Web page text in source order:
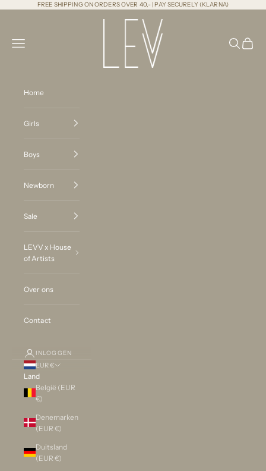
Naar inhoudFREE SHIPPING ON ORDERS OVER 40,- | PAY SECURELY (KLARNA)
LEVV Labels
Menu
Zoeken
Home
Girls
Boys
Newborn
Sale
LEVV x House
of Artists
Over ons
Contact
INLOGGEN
EUR €
Land
België (EUR
€)
Denemarken
(EUR €)
Duitsland
(EUR €)